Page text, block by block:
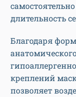
длительность
Благодаря
креплений
позволяет